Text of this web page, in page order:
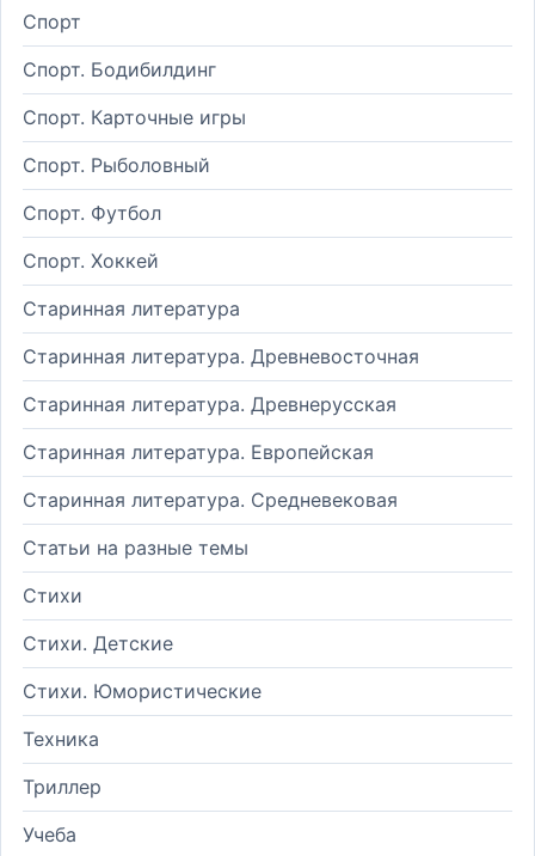
Спорт
Спорт. Бодибилдинг
Спорт. Карточные игры
Спорт. Рыболовный
Спорт. Футбол
Спорт. Хоккей
Старинная литература
Старинная литература. Древневосточная
Старинная литература. Древнерусская
Старинная литература. Европейская
Старинная литература. Средневековая
Статьи на разные темы
Стихи
Стихи. Детские
Стихи. Юмористические
Техника
Триллер
Учеба